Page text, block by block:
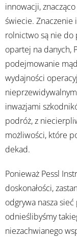
innowacji,
świecie. Znaczenie
rolnictwo są nie do
opartej na danych,
podejmowanie
wydajności
inwazjami
podróż, z
możliwości, które
dekad.
Ponieważ Pessl
doskonałości,
odgrywa nasza
odnieślibyśmy
niezachwianego